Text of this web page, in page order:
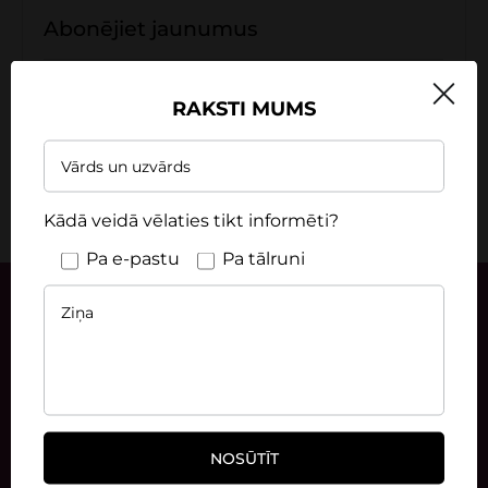
Abonējiet jaunumus
pastu, kurā cenšamies informēt klientus par
Abonējot jaunumus, izvēlieties sev aktuālu tēmu
Juridisko klientu nodaļa
sales@betonomozaika.lv
RAKSTI MUMS
Kādā veidā vēlaties tikt informēti?
Pa e-pastu
Pa tālruni